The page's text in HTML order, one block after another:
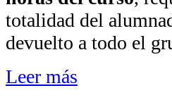
totalidad del
devuelto a todo el
Leer más